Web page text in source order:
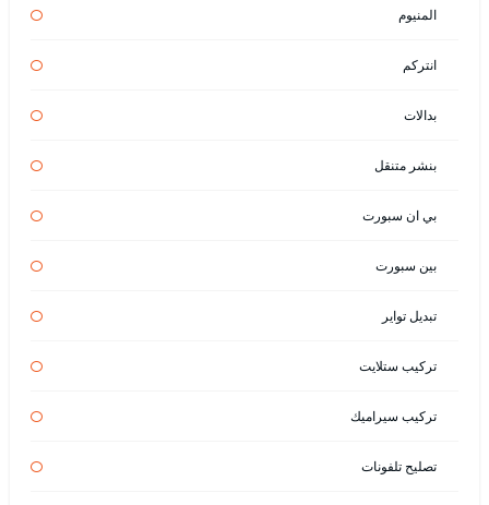
المنيوم
انتركم
بدالات
بنشر متنقل
بي ان سبورت
بين سبورت
تبديل تواير
تركيب ستلايت
تركيب سيراميك
تصليح تلفونات